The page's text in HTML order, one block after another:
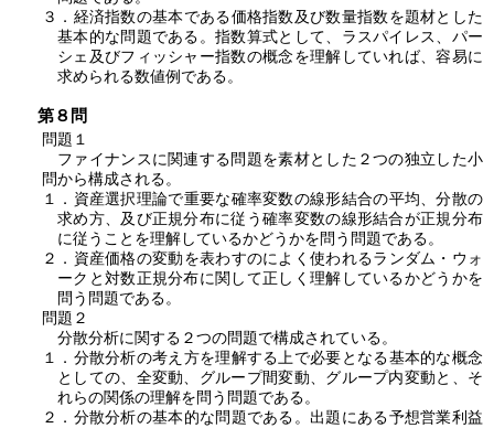
３．経済指数の基本である価格指数及び数量指数を題材とした
基本的な問題である。指数算式として、ラスパイレス、パー
シェ及びフィッシャー指数の概念を理解していれば、容易に
求められる数値例である。
第８問
問題１
ファイナンスに関連する問題を素材とした２つの独立した小
問から構成される。
１．資産選択理論で重要な確率変数の線形結合の平均、分散の
求め方、及び正規分布に従う確率変数の線形結合が正規分布
に従うことを理解しているかどうかを問う問題である。
２．資産価格の変動を表わすのによく使われるランダム・ウォ
ークと対数正規分布に関して正しく理解しているかどうかを
問う問題である。
問題２
分散分析に関する２つの問題で構成されている。
１．分散分析の考え方を理解する上で必要となる基本的な概念
としての、全変動、グループ間変動、グループ内変動と、そ
れらの関係の理解を問う問題である。
２．分散分析の基本的な問題である。出題にある予想営業利益